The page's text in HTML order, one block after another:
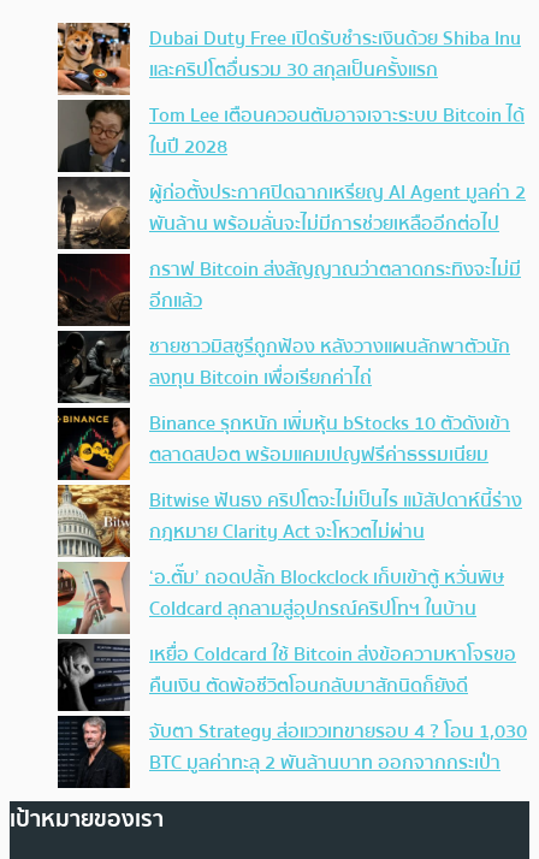
Dubai Duty Free เปิดรับชำระเงินด้วย Shiba Inu
และคริปโตอื่นรวม 30 สกุลเป็นครั้งแรก
Tom Lee เตือนควอนตัมอาจเจาะระบบ Bitcoin ได้
ในปี 2028
ผู้ก่อตั้งประกาศปิดฉากเหรียญ AI Agent มูลค่า 2
พันล้าน พร้อมลั่นจะไม่มีการช่วยเหลืออีกต่อไป
กราฟ Bitcoin ส่งสัญญาณว่าตลาดกระทิงจะไม่มี
อีกแล้ว
ชายชาวมิสซูรีถูกฟ้อง หลังวางแผนลักพาตัวนัก
ลงทุน Bitcoin เพื่อเรียกค่าไถ่
Binance รุกหนัก เพิ่มหุ้น bStocks 10 ตัวดังเข้า
ตลาดสปอต พร้อมแคมเปญฟรีค่าธรรมเนียม
Bitwise ฟันธง คริปโตจะไม่เป็นไร แม้สัปดาห์นี้ร่าง
กฎหมาย Clarity Act จะโหวตไม่ผ่าน
‘อ.ตั๊ม’ ถอดปลั้ก Blockclock เก็บเข้าตู้ หวั่นพิษ
Coldcard ลุกลามสู่อุปกรณ์คริปโทฯ ในบ้าน
เหยื่อ Coldcard ใช้ Bitcoin ส่งข้อความหาโจรขอ
คืนเงิน ตัดพ้อชีวิตโอนกลับมาสักนิดก็ยังดี
จับตา Strategy ส่อแววเทขายรอบ 4 ? โอน 1,030
BTC มูลค่าทะลุ 2 พันล้านบาท ออกจากกระเป๋า
เป้าหมายของเรา